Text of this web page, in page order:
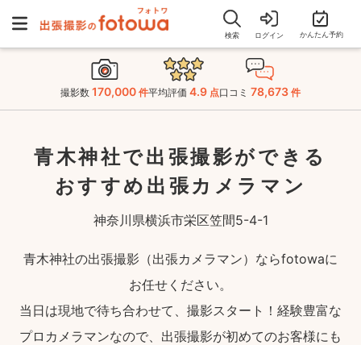
検索 ログイン かんたん予約
撮影数 170,000 件平均評価 4.9 点口コミ 78,673 件
青木神社で出張撮影ができる
おすすめ出張カメラマン
神奈川県横浜市栄区笠間5-4-1
青木神社の出張撮影（出張カメラマン）ならfotowaに
お任せください。
当日は現地で待ち合わせて、撮影スタート！経験豊富な
プロカメラマンなので、出張撮影が初めてのお客様にも